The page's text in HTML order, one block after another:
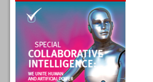
Personal